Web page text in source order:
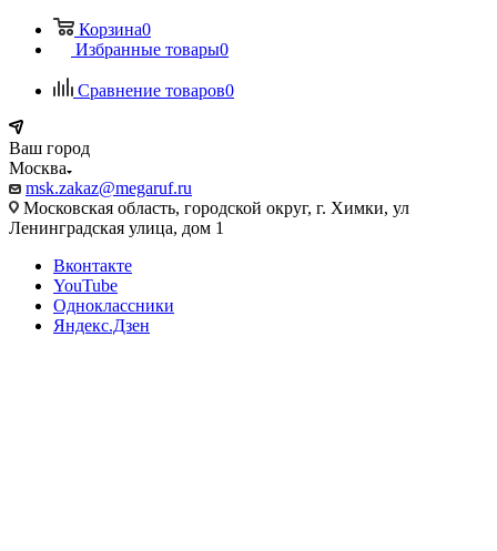
Корзина0
Избранные товары0
Сравнение товаров0
Ваш город
Москва
msk.zakaz@megaruf.ru
Московская область, городской округ, г. Химки, ул
Ленинградская улица, дом 1
Вконтакте
YouTube
Одноклассники
Яндекс.Дзен